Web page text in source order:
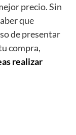
precio. Sin
que
de presentar
compra,
realizar